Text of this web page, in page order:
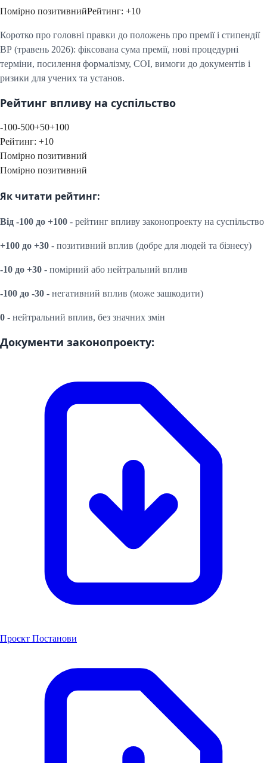
Помірно позитивнийРейтинг: +10
Коротко про головні правки до положень про премії і стипендії
ВР (травень 2026): фіксована сума премії, нові процедурні
терміни, посилення формалізму, COI, вимоги до документів і
ризики для учених та установ.
Рейтинг впливу на суспільство
-100-500+50+100
Рейтинг: +10
Помірно позитивний
Помірно позитивний
Як читати рейтинг:
Від -100 до +100 - рейтинг впливу законопроекту на суспільство
+100 до +30 - позитивний вплив (добре для людей та бізнесу)
-10 до +30 - помірний або нейтральний вплив
-100 до -30 - негативний вплив (може зашкодити)
0 - нейтральний вплив, без значних змін
Документи законопроекту:
Проєкт Постанови